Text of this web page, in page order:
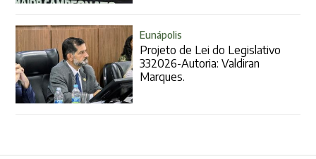
Eunápolis
Projeto de Lei do Legislativo
332026-Autoria: Valdiran
Marques.